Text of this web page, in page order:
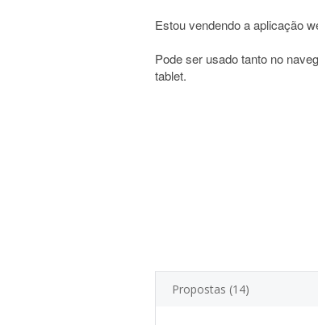
Estou vendendo a aplicação
Pode ser usado tanto no
tablet.
Propostas (14)